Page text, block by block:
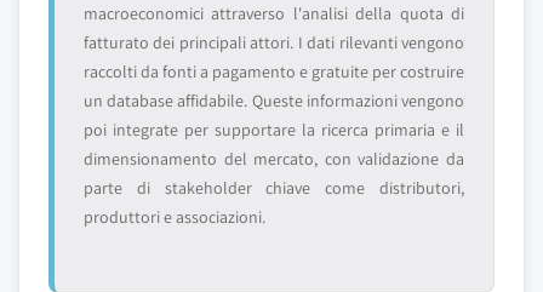
macroeconomici attraverso l'analisi della quota di
fatturato dei principali attori. I dati rilevanti vengono
raccolti da fonti a pagamento e gratuite per costruire
un database affidabile. Queste informazioni vengono
poi integrate per supportare la ricerca primaria e il
dimensionamento del mercato, con validazione da
parte di stakeholder chiave come distributori,
produttori e associazioni.